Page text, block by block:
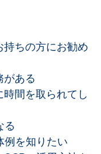
ちの方にお勧め
がある
時間を取られてし
る
例を知りたい